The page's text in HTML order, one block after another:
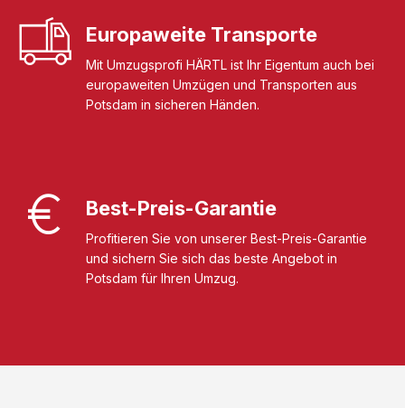
Europaweite Transporte
Mit Umzugsprofi HÄRTL ist Ihr Eigentum auch bei
europaweiten Umzügen und Transporten aus
Potsdam in sicheren Händen.
Best-Preis-Garantie
Profitieren Sie von unserer Best-Preis-Garantie
und sichern Sie sich das beste Angebot in
Potsdam für Ihren Umzug.